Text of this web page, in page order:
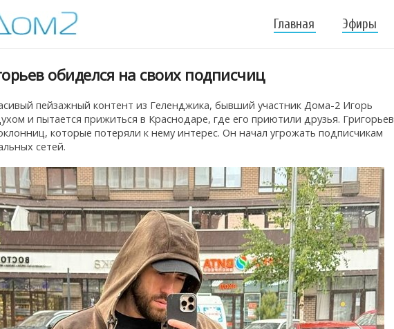
Главная Эфиры
обиделся на своих подписчиц
пейзажный контент из Геленджика, бывший участник Дома-2 Игорь
и пытается прижиться в Краснодаре, где его приютили друзья. Григорьев
которые потеряли к нему интерес. Он начал угрожать подписчикам
сетей.